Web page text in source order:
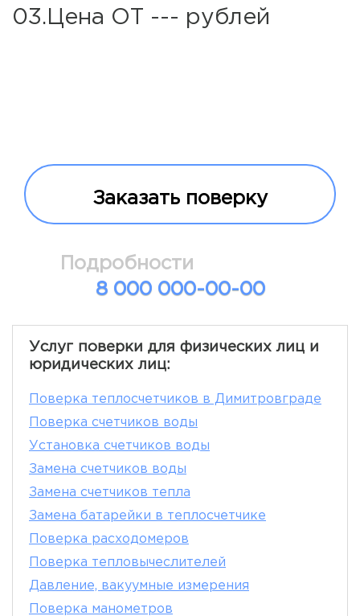
03.Цена ОТ --- рублей
Заказать поверку
Подробности
8 000 000-00-00
Услуг поверки для физических лиц и
юридических лиц:
Поверка теплосчетчиков в Димитровграде
Поверка счетчиков воды
Установка счетчиков воды
Замена счетчиков воды
Замена счетчиков тепла
Замена батарейки в теплосчетчике
Поверка расходомеров
Поверка тепловычеслителей
Давление, вакуумные измерения
Поверка манометров